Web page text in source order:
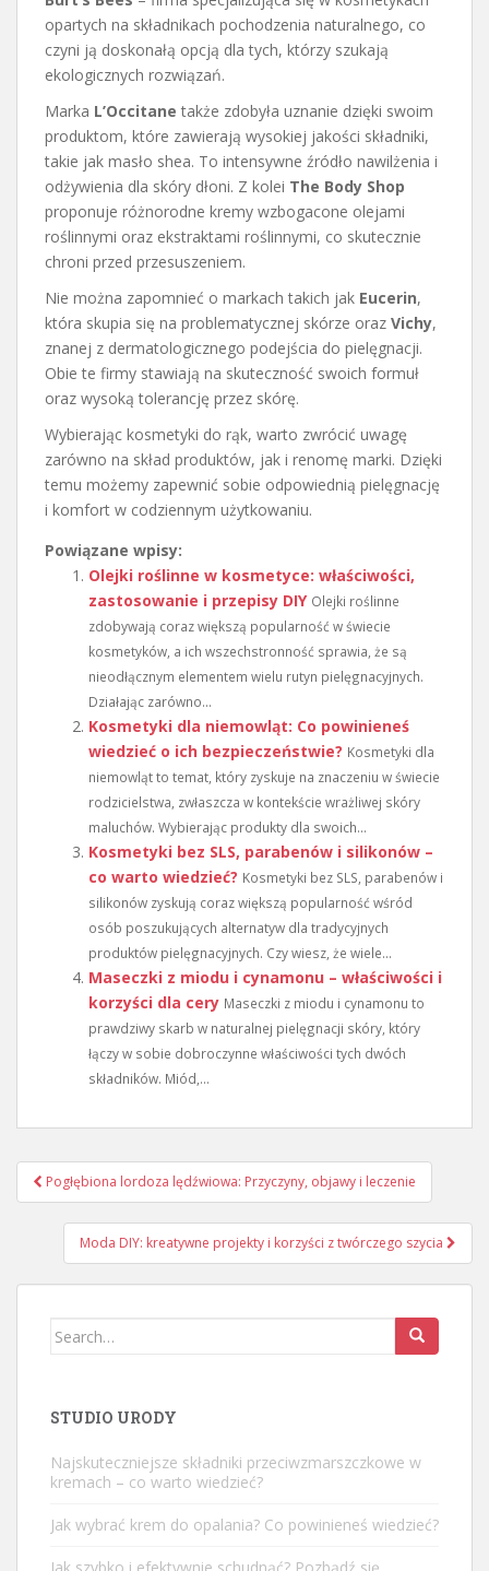
opartych na składnikach pochodzenia naturalnego, co
czyni ją doskonałą opcją dla tych, którzy szukają
ekologicznych rozwiązań.
Marka L’Occitane także zdobyła uznanie dzięki swoim
produktom, które zawierają wysokiej jakości składniki,
takie jak masło shea. To intensywne źródło nawilżenia i
odżywienia dla skóry dłoni. Z kolei The Body Shop
proponuje różnorodne kremy wzbogacone olejami
roślinnymi oraz ekstraktami roślinnymi, co skutecznie
chroni przed przesuszeniem.
Nie można zapomnieć o markach takich jak Eucerin,
która skupia się na problematycznej skórze oraz Vichy,
znanej z dermatologicznego podejścia do pielęgnacji.
Obie te firmy stawiają na skuteczność swoich formuł
oraz wysoką tolerancję przez skórę.
Wybierając kosmetyki do rąk, warto zwrócić uwagę
zarówno na skład produktów, jak i renomę marki. Dzięki
temu możemy zapewnić sobie odpowiednią pielęgnację
i komfort w codziennym użytkowaniu.
Powiązane wpisy:
Olejki roślinne w kosmetyce: właściwości,
zastosowanie i przepisy DIY Olejki roślinne
zdobywają coraz większą popularność w świecie
kosmetyków, a ich wszechstronność sprawia, że są
nieodłącznym elementem wielu rutyn pielęgnacyjnych.
Działając zarówno...
Kosmetyki dla niemowląt: Co powinieneś
wiedzieć o ich bezpieczeństwie? Kosmetyki dla
niemowląt to temat, który zyskuje na znaczeniu w świecie
rodzicielstwa, zwłaszcza w kontekście wrażliwej skóry
maluchów. Wybierając produkty dla swoich...
Kosmetyki bez SLS, parabenów i silikonów –
co warto wiedzieć? Kosmetyki bez SLS, parabenów i
silikonów zyskują coraz większą popularność wśród
osób poszukujących alternatyw dla tradycyjnych
produktów pielęgnacyjnych. Czy wiesz, że wiele...
Maseczki z miodu i cynamonu – właściwości i
korzyści dla cery Maseczki z miodu i cynamonu to
prawdziwy skarb w naturalnej pielęgnacji skóry, który
łączy w sobie dobroczynne właściwości tych dwóch
składników. Miód,...
Nawigacja
wpisu
Pogłębiona lordoza lędźwiowa: Przyczyny, objawy i leczenie
Moda DIY: kreatywne projekty i korzyści z twórczego szycia
Search
STUDIO URODY
Najskuteczniejsze składniki przeciwzmarszczkowe w
kremach – co warto wiedzieć?
Jak wybrać krem do opalania? Co powinieneś wiedzieć?